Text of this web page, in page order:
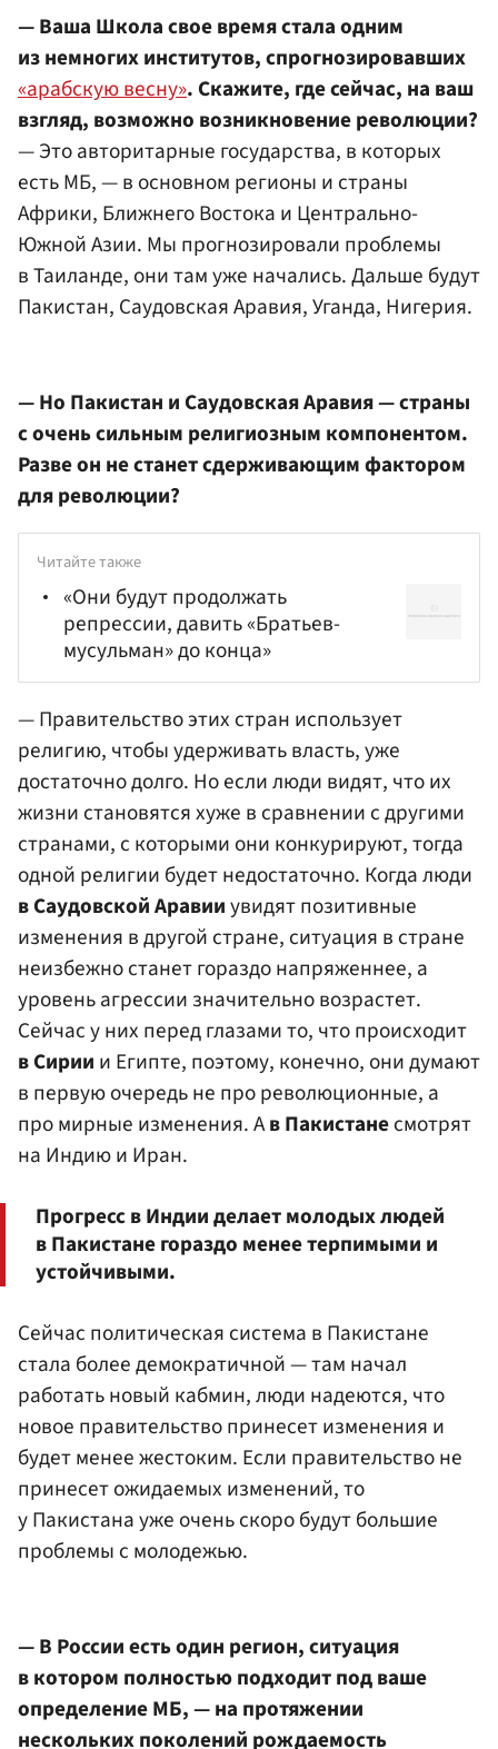
— Ваша Школа свое время стала одним
из немногих институтов, спрогнозировавших
«арабскую весну». Скажите, где сейчас, на ваш
взгляд, возможно возникновение революции?
— Это авторитарные государства, в которых
есть МБ, — в основном регионы и страны
Африки, Ближнего Востока и Центрально-
Южной Азии. Мы прогнозировали проблемы
в Таиланде, они там уже начались. Дальше будут
Пакистан, Саудовская Аравия, Уганда, Нигерия.
— Но Пакистан и Саудовская Аравия — страны
с очень сильным религиозным компонентом.
Разве он не станет сдерживающим фактором
для революции?
Читайте также
«Они будут продолжать
репрессии, давить «Братьев-
мусульман» до конца»
— Правительство этих стран использует
религию, чтобы удерживать власть, уже
достаточно долго. Но если люди видят, что их
жизни становятся хуже в сравнении с другими
странами, с которыми они конкурируют, тогда
одной религии будет недостаточно. Когда люди
в Саудовской Аравииувидят позитивные
изменения в другой стране, ситуация в стране
неизбежно станет гораздо напряженнее, а
уровень агрессии значительно возрастет.
Сейчас у них перед глазами то, что происходит
в Сирии и Египте, поэтому, конечно, они думают
в первую очередь не про революционные, а
про мирные изменения. Ав Пакистанесмотрят
на Индию и Иран.
Прогресс в Индии делает молодых людей
в Пакистане гораздо менее терпимыми и
устойчивыми.
Сейчас политическая система в Пакистане
стала более демократичной — там начал
работать новый кабмин, люди надеются, что
новое правительство принесет изменения и
будет менее жестоким. Если правительство не
принесет ожидаемых изменений, то
у Пакистана уже очень скоро будут большие
проблемы с молодежью.
— В России есть один регион, ситуация
в котором полностью подходит под ваше
определение МБ, — на протяжении
нескольких поколений рождаемость